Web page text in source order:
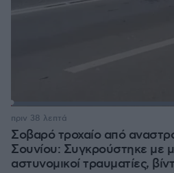
Σοβαρό τροχαίο από
Σουνίου: Συγκρούστηκε με
αστυνομικοί τραυματίες,
πριν 38 λεπτά